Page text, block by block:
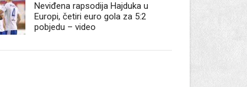
Neviđena rapsodija Hajduka u
Europi, četiri euro gola za 5:2
pobjedu – video